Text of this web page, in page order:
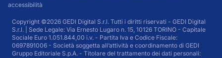
accessibilità
Copyright ©2026 GEDI Digital S.r.l. Tutti i diritti riservati - GEDI Digital
S.r.l. | Sede Legale: Via Ernesto Lugaro n. 15, 10126 TORINO - Capitale
Sociale Euro 1.051.844,00 i.v. - Partita Iva e Codice Fiscale:
0697891006 - Società soggetta all’attività e coordinamento di GEDI
Gruppo Editoriale S.p.A. - Titolare del trattamento dei dati personali: